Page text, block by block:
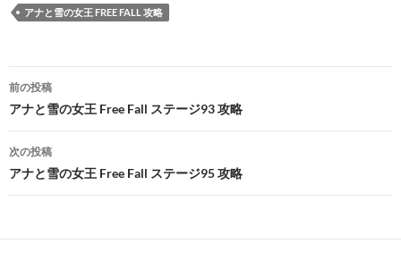
アナと雪の女王 FREE FALL 攻略
投
稿
ナ
ビ
ゲ
ー
前の投稿
アナと雪の女王 Free Fall ステージ93 攻略
次の投稿
アナと雪の女王 Free Fall ステージ95 攻略